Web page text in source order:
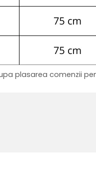
plasarea comenzii